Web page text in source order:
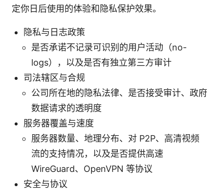
定你日后使用的体验和隐私保护效果。
隐私与日志政策
是否承诺不记录可识别的用户活动（no-
logs），以及是否有独立第三方审计
司法辖区与合规
公司所在地的隐私法律、是否接受审计、政府
数据请求的透明度
服务器覆盖与速度
服务器数量、地理分布、对 P2P、高清视频
流的支持情况，以及是否提供高速
WireGuard、OpenVPN 等协议
安全与协议